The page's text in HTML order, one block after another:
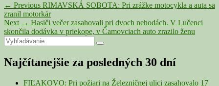
Navigácia
v
článku
← Previous Previous
post:
RIMAVSKÁ SOBOTA: Pri zrážke motocykla a auta sa
zranil motorkár
Next → Next
post:
Hasiči večer zasahovali pri dvoch nehodách. V Lučenci
skončila dodávka v priekope, v Čamovciach auto zrazilo ženu
Primary
Sidebar
Widget
Area
Search
for:
Search
Najčítanejšie za posledných 30 dní
FIĽAKOVO: Pri požiari na Železničnej ulici zasahovalo 17